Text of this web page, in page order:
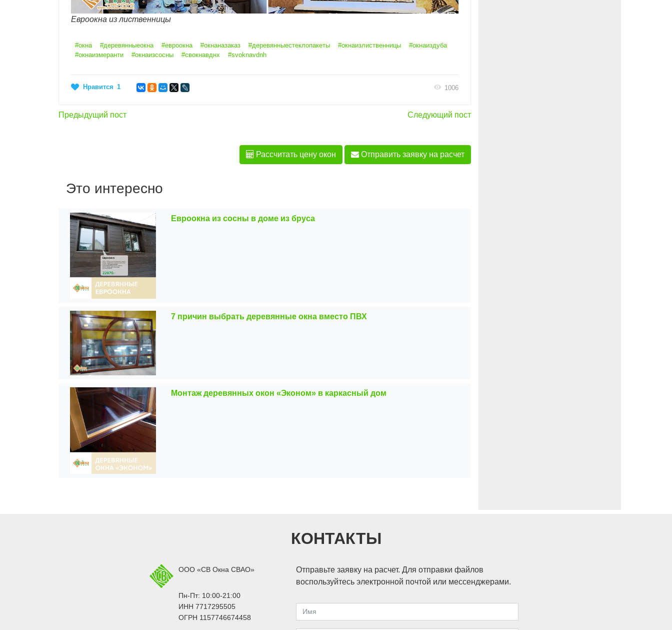
Евроокна из лиственницы
#окна #деревянныеокна #евроокна #окнаназаказ #деревянныестеклопакеты #окнаизлиственницы
#окнаиздуба
#окнаизмеранти
#окнаизсосны #свокнавднх #svoknavdnh
Нравится 1 1006
Следующий пост
Предыдущий пост
Рассчитать цену окон Отправить заявку на расчет
Это интересно
Евроокна из сосны в доме из бруса
7 причин выбрать деревянные окна вместо ПВХ
Монтаж деревянных окон «Эконом» в каркасный дом
КОНТАКТЫ
ООО «СВ Окна СВАО»
Пн-Пт: 10:00-21:00
ИНН 7717295505
ОГРН 1157746674458
Отправьте заявку на расчет. Для отправки файлов
воспользуйтесь электронной почтой или мессенджерами.